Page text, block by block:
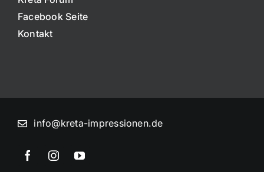
Facebook Seite
Kontakt
info@kreta-impressionen.de